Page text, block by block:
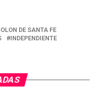
DE SANTA FE
INDEPENDIENTE